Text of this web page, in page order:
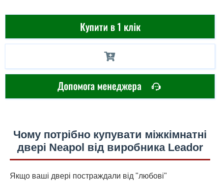
Купити в 1 клік
Допомога менеджера
Чому потрібно купувати міжкімнатні
двері Neapol від виробника Leador
Якщо ваші двері постраждали від "любові"